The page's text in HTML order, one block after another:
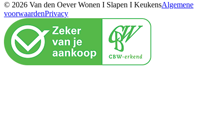
© 2026 Van den Oever Wonen I Slapen I KeukensAlgemene
voorwaardenPrivacy